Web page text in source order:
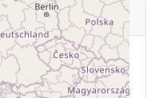
Kerstin